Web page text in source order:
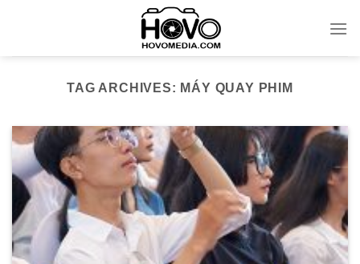
TAG ARCHIVES: MÁY QUAY PHIM